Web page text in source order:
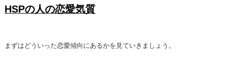
HSPの人の恋愛気質
まずはどういった恋愛傾向にあるかを見ていきましょう。